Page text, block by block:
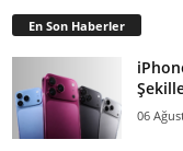
En Son Haberler
06